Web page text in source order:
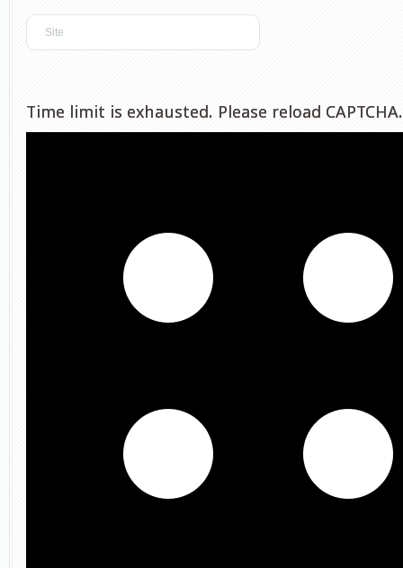
Time limit is exhausted. Please reload CAPTCHA.